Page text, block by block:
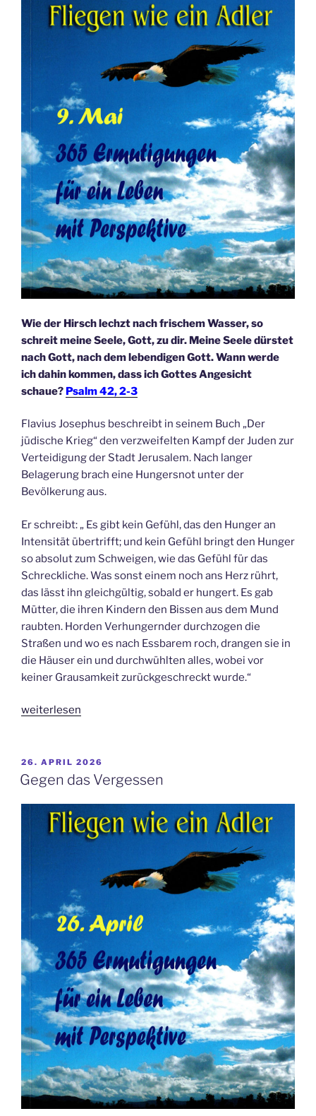
Wie der Hirsch lechzt nach frischem Wasser, so
schreit meine Seele, Gott, zu dir. Meine Seele dürstet
nach Gott, nach dem lebendigen Gott. Wann werde
ich dahin kommen, dass ich Gottes Angesicht
schaue? Psalm 42, 2-3
Flavius Josephus beschreibt in seinem Buch „Der
jüdische Krieg“ den verzweifelten Kampf der Juden zur
Verteidigung der Stadt Jerusalem. Nach langer
Belagerung brach eine Hungersnot unter der
Bevölkerung aus.
Er schreibt: „ Es gibt kein Gefühl, das den Hunger an
Intensität übertrifft; und kein Gefühl bringt den Hunger
so absolut zum Schweigen, wie das Gefühl für das
Schreckliche. Was sonst einem noch ans Herz rührt,
das lässt ihn gleichgültig, sobald er hungert. Es gab
Mütter, die ihren Kindern den Bissen aus dem Mund
raubten. Horden Verhungernder durchzogen die
Straßen und wo es nach Essbarem roch, drangen sie in
die Häuser ein und durchwühlten alles, wobei vor
keiner Grausamkeit zurückgeschreckt wurde.“
„Wenn
plagt“
weiterlesen
VERÖFFENTLICHT
AM
26. APRIL 2026
Gegen das Vergessen